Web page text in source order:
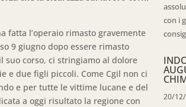
fatta l’operaio rimasto gravemente
9 giugno dopo essere rimasto
suo corso, ci stringiamo al dolore
e due figli piccoli. Come Cgil non ci
e per tutte le vittime lucane e del
a oggi risultato la regione con
con i
20/